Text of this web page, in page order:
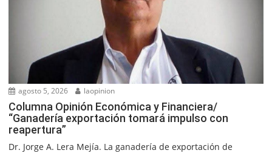
agosto 5, 2026 laopinion
Columna Opinión Económica y Financiera/
“Ganadería exportación tomará impulso con
reapertura”
Dr. Jorge A. Lera Mejía. La ganadería de exportación de